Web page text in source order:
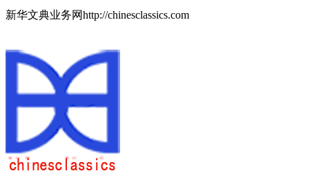
新华文典业务网http://chinesclassics.com